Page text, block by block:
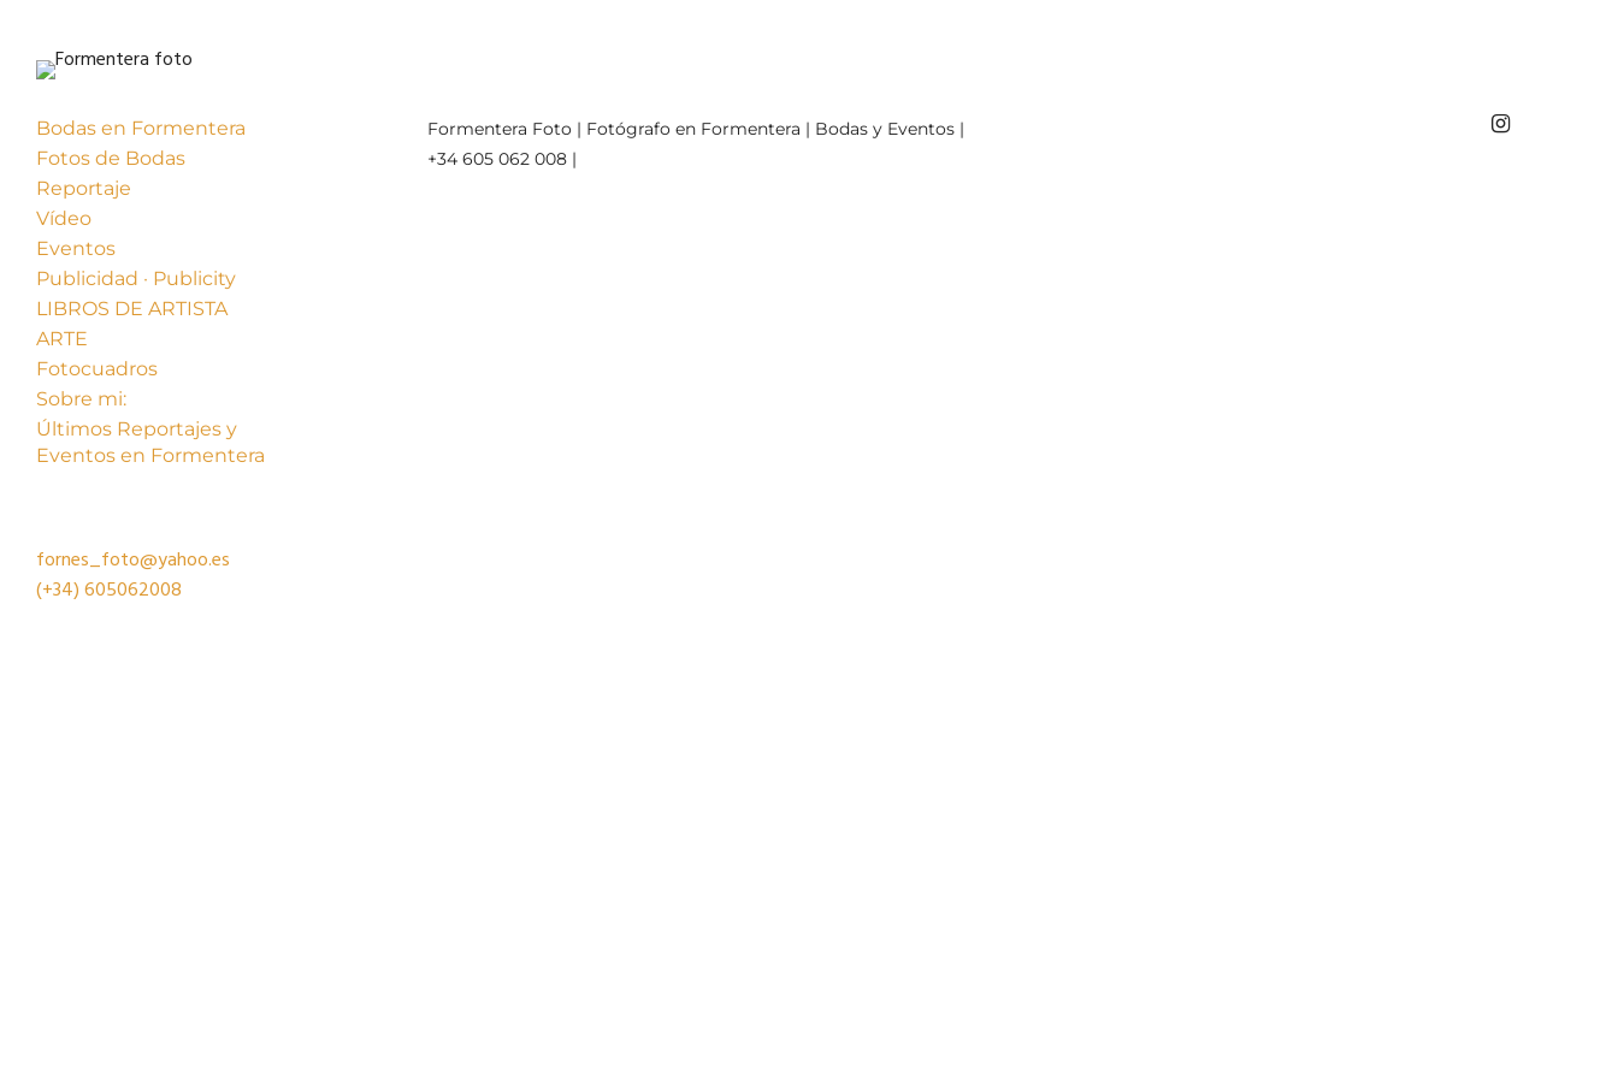
Bodas en Formentera
Fotos de Bodas
Reportaje
Vídeo
Eventos
Publicidad · Publicity
LIBROS DE ARTISTA
ARTE
Fotocuadros
Sobre mi:
Últimos Reportajes y
Eventos en Formentera
fornes_foto@yahoo.es
(+34)605062008
Formentera Foto | Fotógrafo en Formentera | Bodas y Eventos |
+34 605 062 008 |